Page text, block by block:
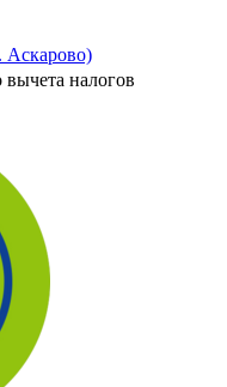
Аскарово)
вычета налогов